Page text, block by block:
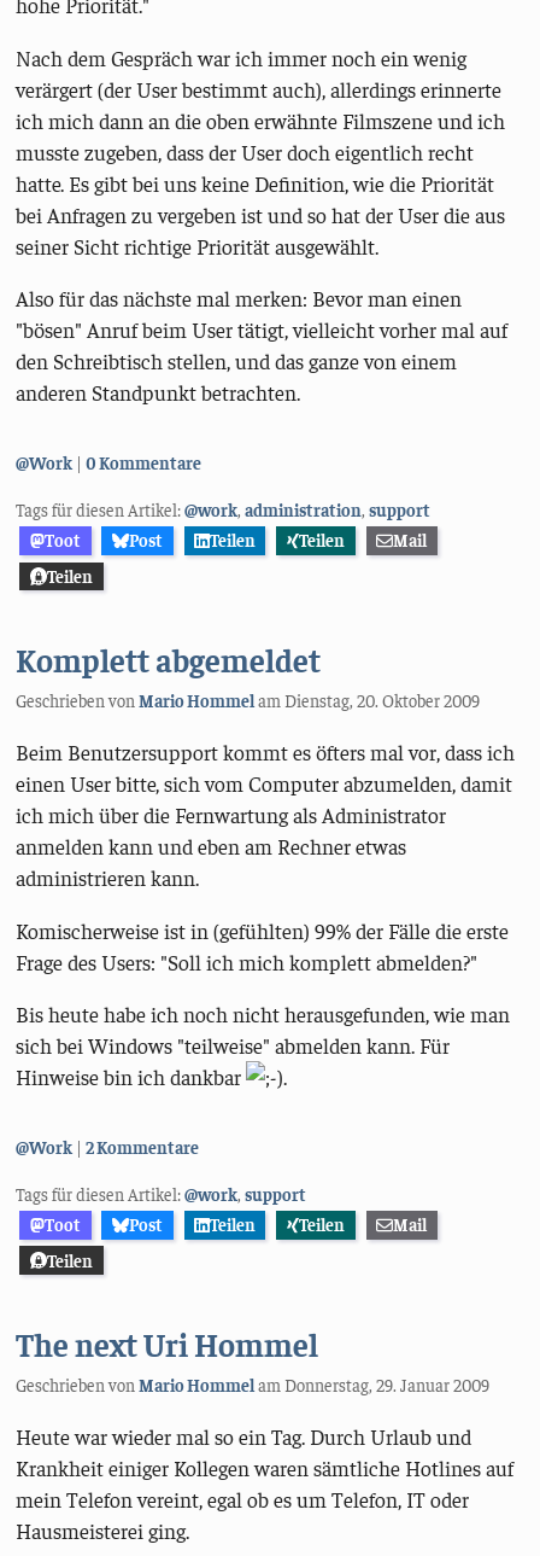
Nach dem Gespräch war ich immer noch ein wenig
verärgert (der User bestimmt auch), allerdings erinnerte
ich mich dann an die oben erwähnte Filmszene und ich
musste zugeben, dass der User doch eigentlich recht
hatte. Es gibt bei uns keine Definition, wie die Priorität
bei Anfragen zu vergeben ist und so hat der User die aus
seiner Sicht richtige Priorität ausgewählt.
Also für das nächste mal merken: Bevor man einen
"bösen" Anruf beim User tätigt, vielleicht vorher mal auf
den Schreibtisch stellen, und das ganze von einem
anderen Standpunkt betrachten.
Kategorien:
@Work 0 Kommentare
Tags für diesen Artikel:@work,administration,support
Toot
Post Teilen Teilen
Mail
Teilen
Komplett abgemeldet
Geschrieben vonMario HommelamDienstag, 20. Oktober 2009
Beim Benutzersupport kommt es öfters mal vor, dass ich
einen User bitte, sich vom Computer abzumelden, damit
ich mich über die Fernwartung als Administrator
anmelden kann und eben am Rechner etwas
administrieren kann.
Komischerweise ist in (gefühlten) 99% der Fälle die erste
Frage des Users: "Soll ich mich komplett abmelden?"
Bis heute habe ich noch nicht herausgefunden, wie man
sich bei Windows "teilweise" abmelden kann. Für
Hinweise bin ich dankbar
.
Kategorien:
@Work 2 Kommentare
Tags für diesen Artikel:@work,support
Toot
Post Teilen Teilen
Mail
Teilen
The next Uri Hommel
Geschrieben vonMario HommelamDonnerstag, 29. Januar 2009
Heute war wieder mal so ein Tag. Durch Urlaub und
Krankheit einiger Kollegen waren sämtliche Hotlines auf
mein Telefon vereint, egal ob es um Telefon, IT oder
Hausmeisterei ging.